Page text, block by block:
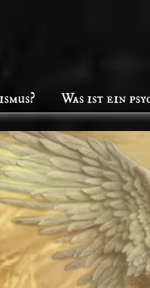
Was ist ein